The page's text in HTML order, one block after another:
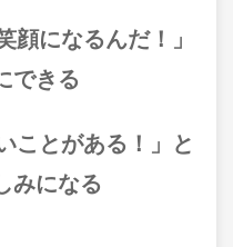
顔になるんだ！」
できる
ことがある！」と
みになる